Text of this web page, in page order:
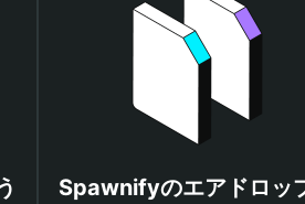
Spawnifyのエアドロッ